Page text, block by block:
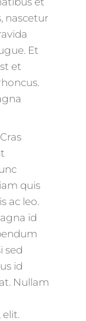
nascetur
Et
et
quis
ac leo.
id
sed
id
Nullam
elit.